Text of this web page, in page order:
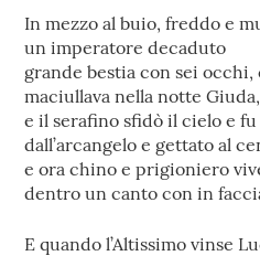
In mezzo al buio, freddo e
un imperatore decaduto
grande bestia con sei
maciullava nella notte
e il serafino sfidò il cielo e
dall’arcangelo e gettato al
e ora chino e prigioniero
dentro un canto con in
E quando l’Altissimo vinse